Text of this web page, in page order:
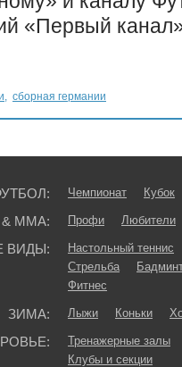
«Первый
, сборная германии
Чемпионат Кубок
ММА: Профи Любители
ВИДЫ:
Настольный теннис
Стрельба
Фитнес
ЗИМА: Лыжи Коньки
Тренажерные залы
Клубы и секции